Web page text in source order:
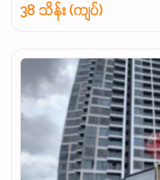
38 သိန်း (ကျပ်)